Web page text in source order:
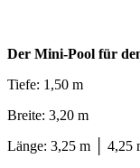
Der Mini-Pool für
Tiefe: 1,50 m
Breite: 3,20 m
Länge: 3,25 m │ 4,25